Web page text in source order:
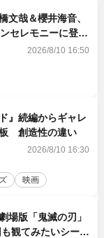
文哉＆櫻井海音、
セレモニーに登場
2026/8/10 16:50
』続編からギャレ
創造性の違い
2026/8/10 16:30
映画
場版「鬼滅の刃」
観てみたいシーン